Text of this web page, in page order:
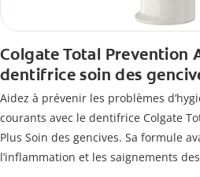
Colgate Total Prevention
dentifrice soin des
Aidez à prévenir les problèmes
courants avec le dentifrice Colgate
Plus Soin des gencives. Sa formule
l’inflammation et les saignements